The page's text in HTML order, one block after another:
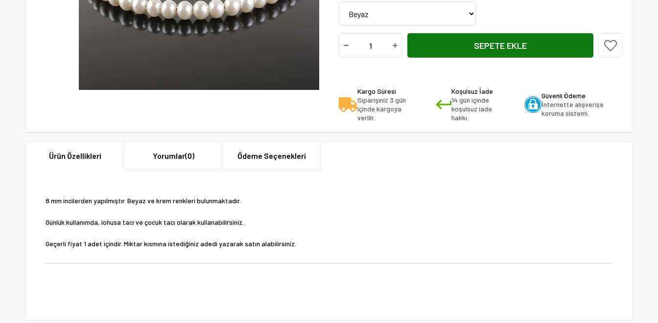
Kargo Süresi
Siparişiniz 3 gün
içinde kargoya
verilir.
Koşulsuz İade
14 gün içinde
koşulsuz iade
hakkı.
Güvenli Ödeme
İnternette alışverişe
koruma sistemi.
Ürün Özellikleri Yorumlar(0) Ödeme Seçenekleri
8 mm incilerden yapılmıştır. Beyaz ve krem renkleri bulunmaktadır.
Günlük kullanımda, lohusa tacı ve çocuk tacı olarak kullanabilirsiniz.
Geçerli fiyat 1 adet içindir. Miktar kısmına istediğiniz adedi yazarak satın alabilirsiniz.